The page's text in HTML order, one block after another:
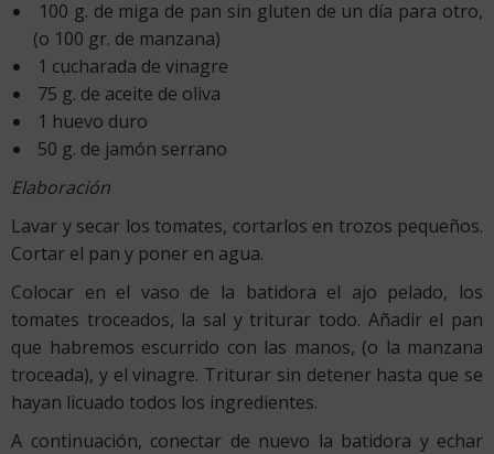
100 g. de miga de pan sin gluten de un día para otro,
(o 100 gr. de manzana)
1 cucharada de vinagre
75 g. de aceite de oliva
1 huevo duro
50 g. de jamón serrano
Elaboración
Lavar y secar los tomates, cortarlos en trozos pequeños.
Cortar el pan y poner en agua.
Colocar en el vaso de la batidora el ajo pelado, los
tomates troceados, la sal y triturar todo. Añadir el pan
que habremos escurrido con las manos, (o la manzana
troceada), y el vinagre. Triturar sin detener hasta que se
hayan licuado todos los ingredientes.
A continuación, conectar de nuevo la batidora y echar